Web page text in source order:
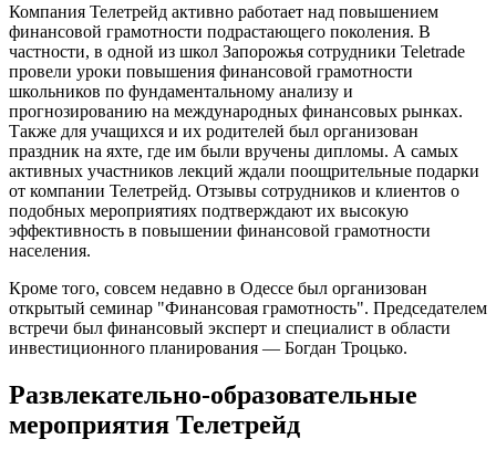
Компания Телетрейд активно работает над повышением
финансовой грамотности подрастающего поколения. В
частности, в одной из школ Запорожья сотрудники Teletrade
провели уроки повышения финансовой грамотности
школьников по фундаментальному анализу и
прогнозированию на международных финансовых рынках.
Также для учащихся и их родителей был организован
праздник на яхте, где им были вручены дипломы. А самых
активных участников лекций ждали поощрительные подарки
от компании Телетрейд. Отзывы сотрудников и клиентов о
подобных мероприятиях подтверждают их высокую
эффективность в повышении финансовой грамотности
населения.
Кроме того, совсем недавно в Одессе был организован
открытый семинар "Финансовая грамотность". Председателем
встречи был финансовый эксперт и специалист в области
инвестиционного планирования — Богдан Троцько.
Развлекательно-образовательные
мероприятия Телетрейд